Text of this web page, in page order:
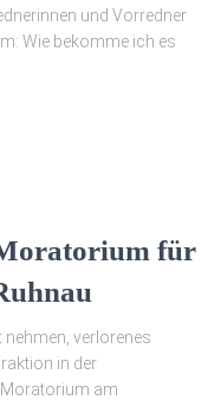
und Vorredner
Wie bekomme ich es
für
nehmen, verlorenes
in der
am